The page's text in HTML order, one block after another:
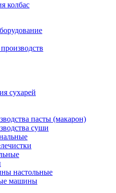
колбас
сухарей
пасты (макарон)
суши
настольные
машины